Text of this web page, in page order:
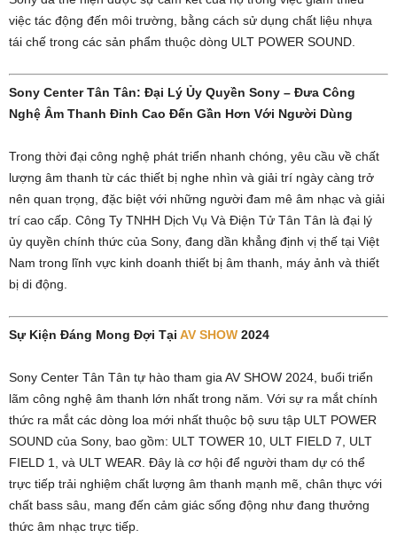
việc tác động đến môi trường, bằng cách sử dụng chất liệu nhựa
tái chế trong các sản phẩm thuộc dòng ULT POWER SOUND.
Sony Center Tân Tân: Đại Lý Ủy Quyền Sony – Đưa Công
Nghệ Âm Thanh Đỉnh Cao Đến Gần Hơn Với Người Dùng
Trong thời đại công nghệ phát triển nhanh chóng, yêu cầu về chất
lượng âm thanh từ các thiết bị nghe nhìn và giải trí ngày càng trở
nên quan trọng, đặc biệt với những người đam mê âm nhạc và giải
trí cao cấp. Công Ty TNHH Dịch Vụ Và Điện Tử Tân Tân là đại lý
ủy quyền chính thức của Sony, đang dần khẳng định vị thế tại Việt
Nam trong lĩnh vực kinh doanh thiết bị âm thanh, máy ảnh và thiết
bị di động.
Sự Kiện Đáng Mong Đợi Tại AV SHOW 2024
Sony Center Tân Tân tự hào tham gia AV SHOW 2024, buổi triển
lãm công nghệ âm thanh lớn nhất trong năm. Với sự ra mắt chính
thức ra mắt các dòng loa mới nhất thuộc bộ sưu tập ULT POWER
SOUND của Sony, bao gồm: ULT TOWER 10, ULT FIELD 7, ULT
FIELD 1, và ULT WEAR. Đây là cơ hội để người tham dự có thể
trực tiếp trải nghiệm chất lượng âm thanh mạnh mẽ, chân thực với
chất bass sâu, mang đến cảm giác sống động như đang thưởng
thức âm nhạc trực tiếp.